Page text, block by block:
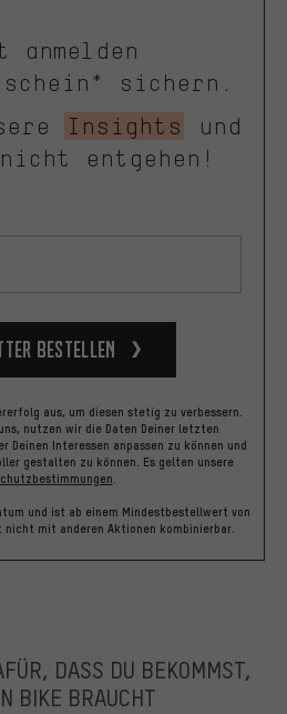
anmelden
sichern.
Insights
und
entgehen!
bestellen
aus, um diesen stetig zu verbessern.
nutzen wir die Daten Deiner letzten
Deinen Interessen anpassen zu können und
gestalten zu können. Es gelten unsere
.
und ist ab einem Mindestbestellwert von
nicht mit anderen Aktionen kombinierbar.
DASS DU BEKOMMST,
BIKE BRAUCHT